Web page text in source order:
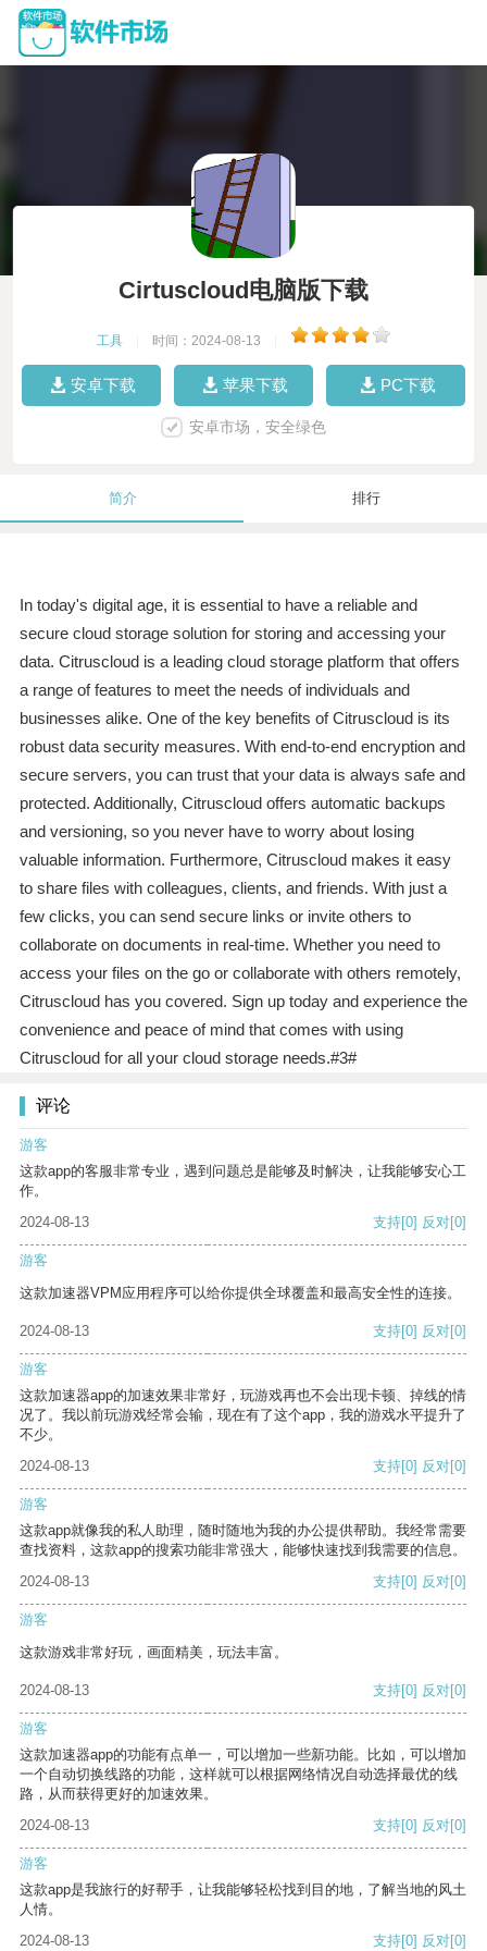
Cirtuscloud电脑版下载
工具 时间：2024-08-13
安卓下载 苹果下载 PC下载
安卓市场，安全绿色
简介 排行
In today's digital age, it is essential to have a reliable and
secure cloud storage solution for storing and accessing your
data. Citruscloud is a leading cloud storage platform that offers
a range of features to meet the needs of individuals and
businesses alike. One of the key benefits of Citruscloud is its
robust data security measures. With end-to-end encryption and
secure servers, you can trust that your data is always safe and
protected. Additionally, Citruscloud offers automatic backups
and versioning, so you never have to worry about losing
valuable information. Furthermore, Citruscloud makes it easy
to share files with colleagues, clients, and friends. With just a
few clicks, you can send secure links or invite others to
collaborate on documents in real-time. Whether you need to
access your files on the go or collaborate with others remotely,
Citruscloud has you covered. Sign up today and experience the
convenience and peace of mind that comes with using
Citruscloud for all your cloud storage needs.#3#
评论
游客
这款app的客服非常专业，遇到问题总是能够及时解决，让我能够安心工
作。
2024-08-13
支持[0] 反对[0]
游客
这款加速器VPM应用程序可以给你提供全球覆盖和最高安全性的连接。
2024-08-13 支持[0] 反对[0]
游客
这款加速器app的加速效果非常好，玩游戏再也不会出现卡顿、掉线的情
况了。我以前玩游戏经常会输，现在有了这个app，我的游戏水平提升了
不少。
2024-08-13
支持[0] 反对[0]
游客
这款app就像我的私人助理，随时随地为我的办公提供帮助。我经常需要
查找资料，这款app的搜索功能非常强大，能够快速找到我需要的信息。
2024-08-13
支持[0] 反对[0]
游客
这款游戏非常好玩，画面精美，玩法丰富。
2024-08-13 支持[0] 反对[0]
游客
这款加速器app的功能有点单一，可以增加一些新功能。比如，可以增加
一个自动切换线路的功能，这样就可以根据网络情况自动选择最优的线
路，从而获得更好的加速效果。
2024-08-13
支持[0] 反对[0]
游客
这款app是我旅行的好帮手，让我能够轻松找到目的地，了解当地的风土
人情。
2024-08-13
支持[0] 反对[0]